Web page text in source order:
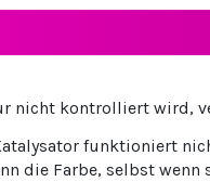
nicht kontrolliert
funktioniert
die Farbe, selbst